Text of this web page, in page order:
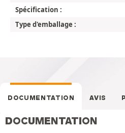
Spécification :
Type d'emballage :
DOCUMENTATION AVIS
DOCUMENTATION